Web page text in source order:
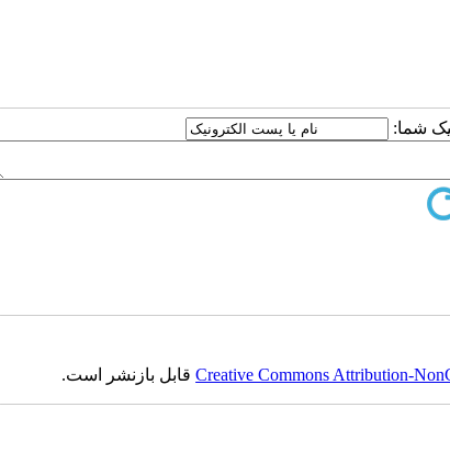
شما:
Creative Commons Attribution-قابل بازنشر است.